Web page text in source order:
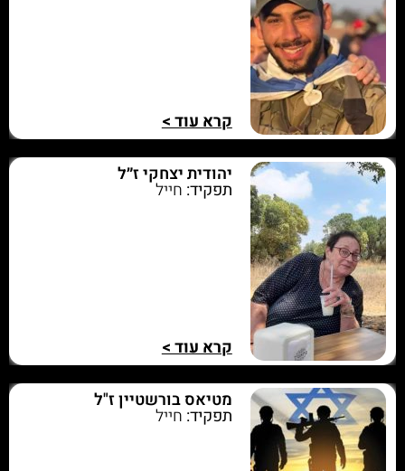
קרא עוד >
יהודית יצחקי ז״ל
תפקיד: חייל
קרא עוד >
מטיאס בורשטיין ז"ל
תפקיד: חייל